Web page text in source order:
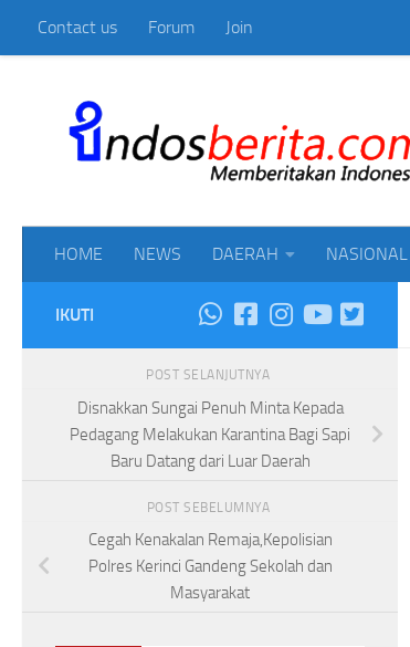
Skip to content
Contact us Forum Join
HOME NEWS DAERAH NASIONAL
IKUTI
POST SELANJUTNYA
Disnakkan Sungai Penuh Minta Kepada
Pedagang Melakukan Karantina Bagi Sapi
Baru Datang dari Luar Daerah
POST SEBELUMNYA
Cegah Kenakalan Remaja,Kepolisian
Polres Kerinci Gandeng Sekolah dan
Masyarakat